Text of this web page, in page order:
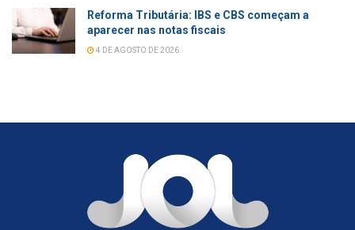
Reforma Tributária: IBS e CBS começam a
aparecer nas notas fiscais
4 DE AGOSTO DE 2026